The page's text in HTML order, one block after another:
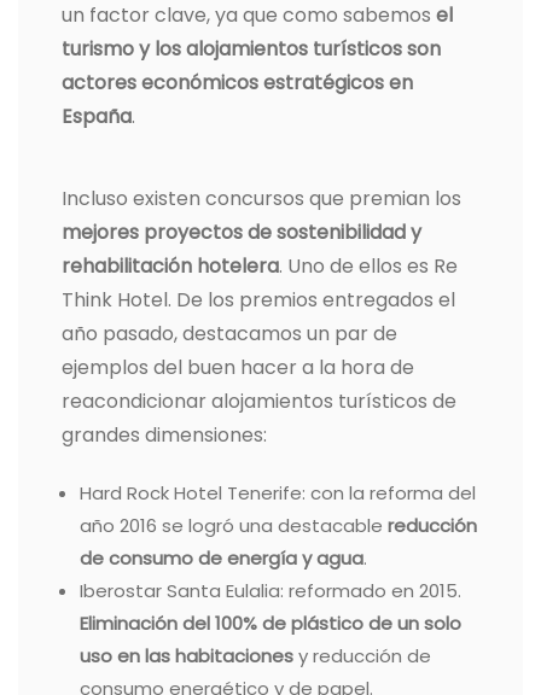
un factor clave, ya que como sabemos el
turismo y los alojamientos turísticos son
actores económicos estratégicos en
España.
Incluso existen concursos que premian los
mejores proyectos de sostenibilidad y
rehabilitación hotelera. Uno de ellos es Re
Think Hotel. De los premios entregados el
año pasado, destacamos un par de
ejemplos del buen hacer a la hora de
reacondicionar alojamientos turísticos de
grandes dimensiones:
Hard Rock Hotel Tenerife: con la reforma del
año 2016 se logró una destacable reducción
de consumo de energía y agua.
Iberostar Santa Eulalia: reformado en 2015.
Eliminación del 100% de plástico de un solo
uso en las habitacionesy reducción de
consumo energético y de papel.